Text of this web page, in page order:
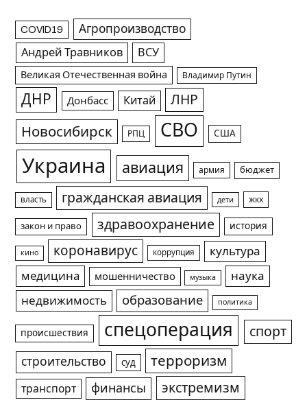
COVID19 Агропроизводство
Андрей Травников ВСУ
Великая Отечественная война Владимир Путин
ДНР Донбасс Китай ЛНР
Новосибирск РПЦ СВО США
Украина авиация армия бюджет
власть гражданская авиация дети жкх
закон и право здравоохранение история
кино коронавирус коррупция
культура
медицина
мошенничество музыка
наука
недвижимость
образование политика
происшествия спецоперация спорт
строительство суд терроризм
транспорт финансы экстремизм